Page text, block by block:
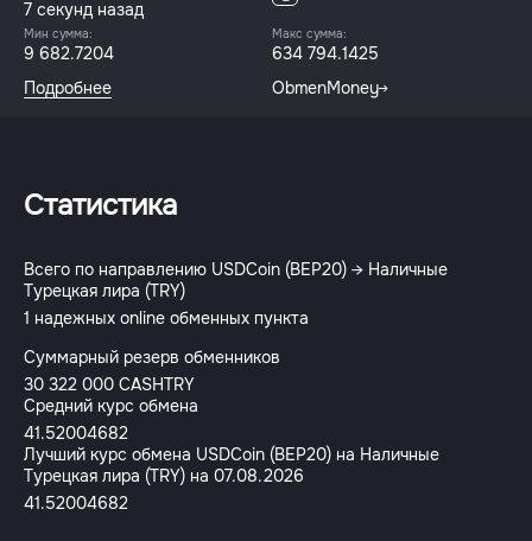
7 секунд назад
Мин сумма:
9 682.7204
Макс сумма:
634 794.1425
Подробнее
ObmenMoney
Статистика
Всего по направлению USDCoin (BEP20) → Наличные
Турецкая лира (TRY)
1 надежных online обменных пункта
Суммарный резерв обменников
30 322 000 CASHTRY
Средний курс обмена
41.52004682
Лучший курс обмена USDCoin (BEP20) на Наличные
Турецкая лира (TRY) на 07.08.2026
41.52004682